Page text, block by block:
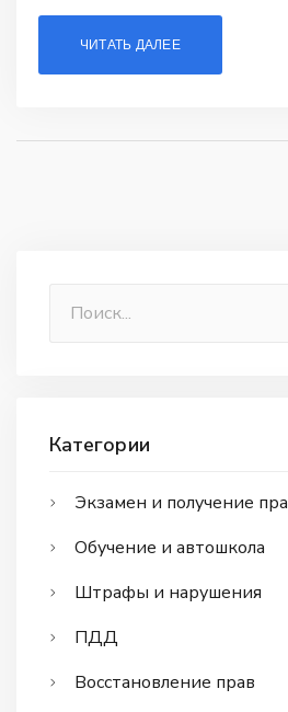
ЧИТАТЬ ДАЛЕЕ
Категории
Экзамен и получение
Обучение и автошкола
Штрафы и нарушения
ПДД
Восстановление прав